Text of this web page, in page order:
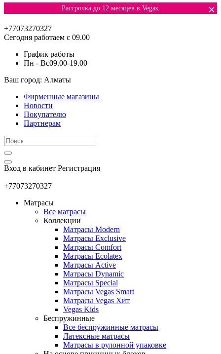
Рассрочка до 12 месяцев в Vegas. ×
+77073270327
Сегодня работаем с 09.00
График работы
Пн - Вс09.00-19.00
Ваш город: Алматы
Фирменные магазины
Новости
Покупателю
Партнерам
Вход в кабинет Регистрация
+77073270327
Матрасы
Все матрасы
Коллекции
Матрасы Modern
Матрасы Exclusive
Матрасы Comfort
Матрасы Ecolatex
Матрасы Active
Матрасы Dynamic
Матрасы Special
Матрасы Vegas Smart
Матрасы Vegas Хит
Vegas Kids
Беспружинные
Все беспружинные матрасы
Латексные матрасы
Матрасы в рулонной упаковке